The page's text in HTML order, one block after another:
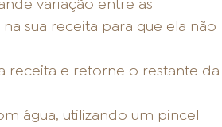
variação entre as
sua receita para que ela não
receita e retorne o restante da
água, utilizando um pincel